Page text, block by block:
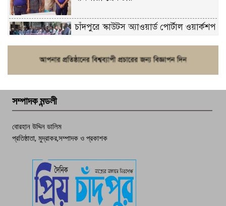
চাঁদপুরে স্কাউটস অ্যাওয়ার্ড পোর্টাল ওয়ার্কশপ
পচা দুর্গন্ধে ৯৯৯-এ ফোন, ফরিদগঞ্জে
তরুণের অর্ধগলিত লাশ উদ্ধার
সম্পাদক মন্ডলী
বোরহান উদ্দিন ডালিম
প্রতিষ্ঠাতা, মুদ্রাকর,সম্পাদক ও প্রকাশক